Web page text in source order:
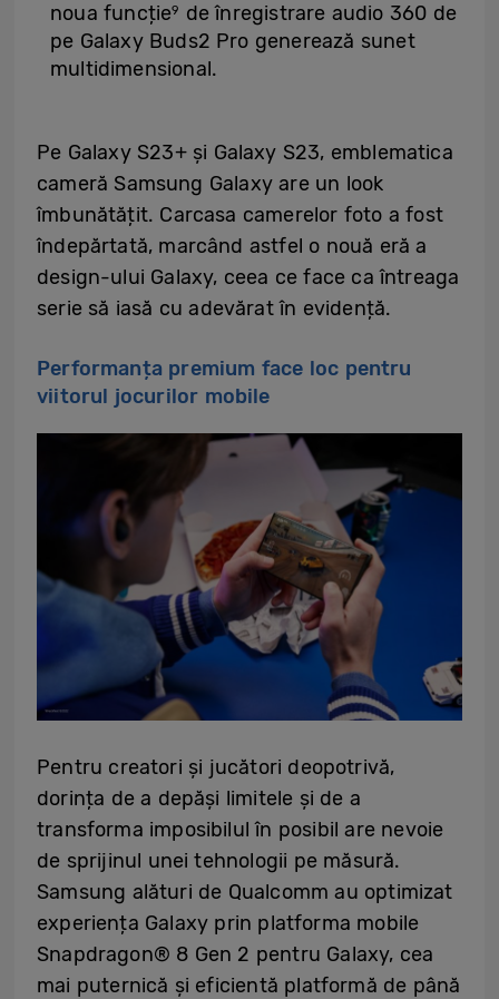
noua funcție9
de înregistrare audio 360 de
pe Galaxy Buds2 Pro generează sunet
multidimensional.
Pe Galaxy S23+ și Galaxy S23, emblematica
cameră Samsung Galaxy are un look
îmbunătățit. Carcasa camerelor foto a fost
îndepărtată, marcând astfel o nouă eră a
design-ului Galaxy, ceea ce face ca întreaga
serie să iasă cu adevărat în evidență.
Performanța premium face loc pentru
viitorul jocurilor mobile
Pentru creatori și jucători deopotrivă,
dorința de a depăși limitele și de a
transforma imposibilul în posibil are nevoie
de sprijinul unei tehnologii pe măsură.
Samsung alături de Qualcomm au optimizat
experiența Galaxy prin platforma mobile
Snapdragon® 8 Gen 2 pentru Galaxy, cea
mai puternică și eficientă platformă de până